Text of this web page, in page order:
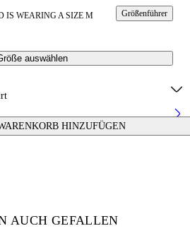
IS WEARING A SIZE M Größenführer
auswählen
HINZUFÜGEN
AUCH GEFALLEN